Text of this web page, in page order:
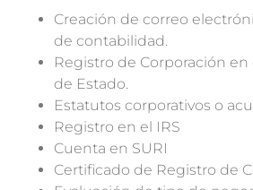
Creación de correo
de contabilidad.
Registro de Corporación
de Estado.
Estatutos corporativos o
Registro en el IRS
Cuenta en SURI
Certificado de Registro de